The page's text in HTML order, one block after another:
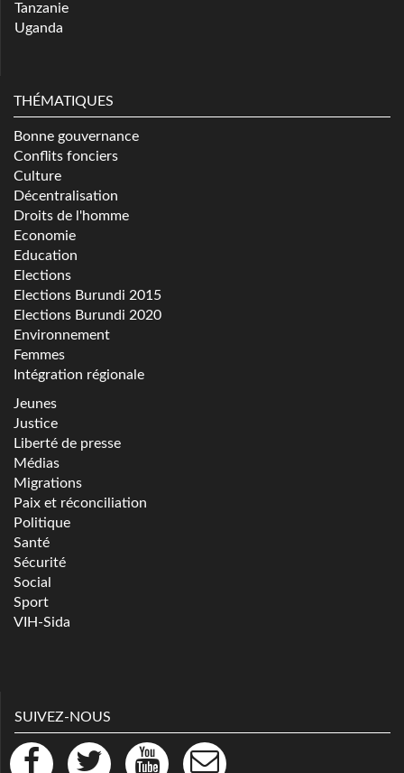
Tanzanie
Uganda
THÉMATIQUES
Bonne gouvernance
Conflits fonciers
Culture
Décentralisation
Droits de l'homme
Economie
Education
Elections
Elections Burundi 2015
Elections Burundi 2020
Environnement
Femmes
Intégration régionale
Jeunes
Justice
Liberté de presse
Médias
Migrations
Paix et réconciliation
Politique
Santé
Sécurité
Social
Sport
VIH-Sida
SUIVEZ-NOUS